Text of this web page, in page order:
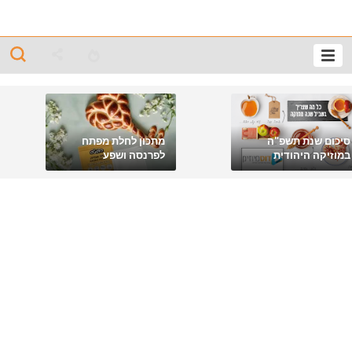
סיכום שנת תשפ"ה
במוזיקה היהודית
מתכון לחלת מפתח
לפרנסה ושפע